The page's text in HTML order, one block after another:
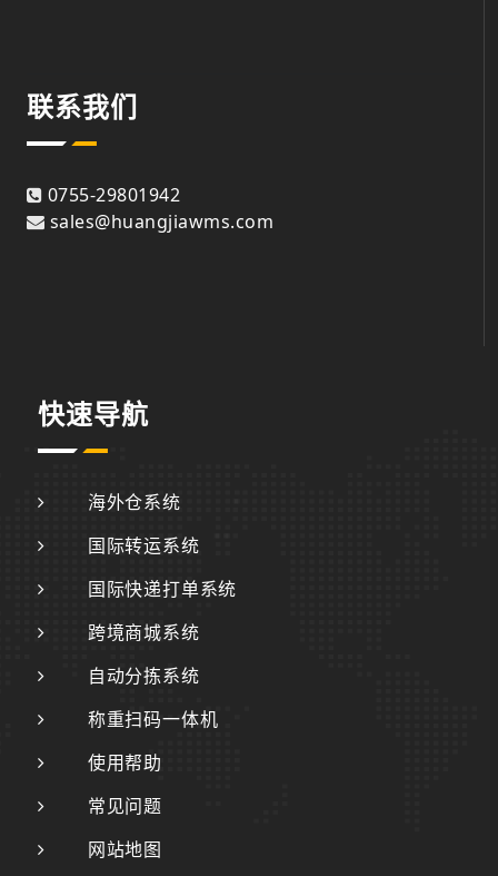
联系我们
0755-29801942
sales@huangjiawms.com
快速导航
海外仓系统
国际转运系统
国际快递打单系统
跨境商城系统
自动分拣系统
称重扫码一体机
使用帮助
常见问题
网站地图